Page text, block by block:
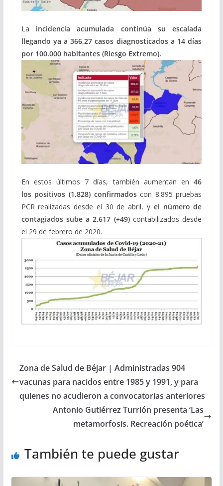
La incidencia acumulada continúa su escalada
llegando ya a 366,27 casos diagnosticados a 14 días
por 100.000 habitantes (Riesgo Extremo).
En estos últimos 7 días, también aumentan en46
los positivos (1.828) confirmadoscon 8.895 pruebas
PCR realizadas desde el 30 de abril, y el número de
contagiados sube a 2.617 (+49)contabilizados desde
el 29 de febrero de 2020.
Zona de Salud de Béjar | Administradas 904
vacunas para nacidos entre 1985 y 1991, y para
quienes no acudieron a convocatorias anteriores
Antonio Gutiérrez Turrión presenta ‘Las
metamorfosis. Recreación poética’
También te puede gustar